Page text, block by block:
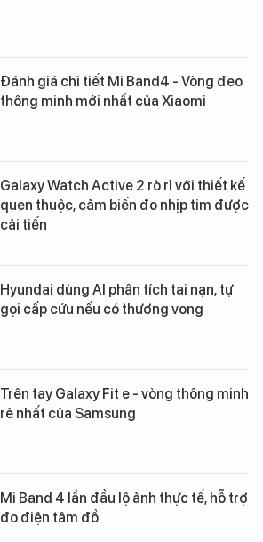
Đánh giá chi tiết Mi Band4 - Vòng đeo
thông minh mới nhất của Xiaomi
Galaxy Watch Active 2 rò rỉ với thiết kế
quen thuộc, cảm biến đo nhịp tim được
cải tiến
Hyundai dùng AI phân tích tai nạn, tự
gọi cấp cứu nếu có thương vong
Trên tay Galaxy Fit e - vòng thông minh
rẻ nhất của Samsung
Mi Band 4 lần đầu lộ ảnh thực tế, hỗ trợ
đo điện tâm đồ